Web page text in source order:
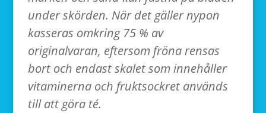
under skörden. När det gäller nypon
kasseras omkring 75 % av
originalvaran, eftersom fröna rensas
bort och endast skalet som innehåller
vitaminerna och fruktsockret används
till att göra té.